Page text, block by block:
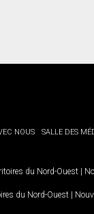
NOUS SALLE DES
du Nord-Ouest |
du Nord-Ouest |